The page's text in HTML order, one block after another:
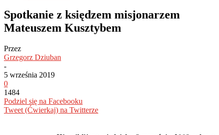
Spotkanie z księdzem misjonarzem
Mateuszem Kusztybem
Przez
Grzegorz Dziuban
-
5 września 2019
0
1484
Podziel się na Facebooku
Tweet (Ćwierkaj) na Twitterze